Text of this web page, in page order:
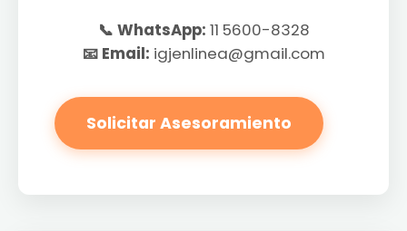
📞 WhatsApp: 11 5600-8328
📧 Email: igjenlinea@gmail.com
Solicitar Asesoramiento